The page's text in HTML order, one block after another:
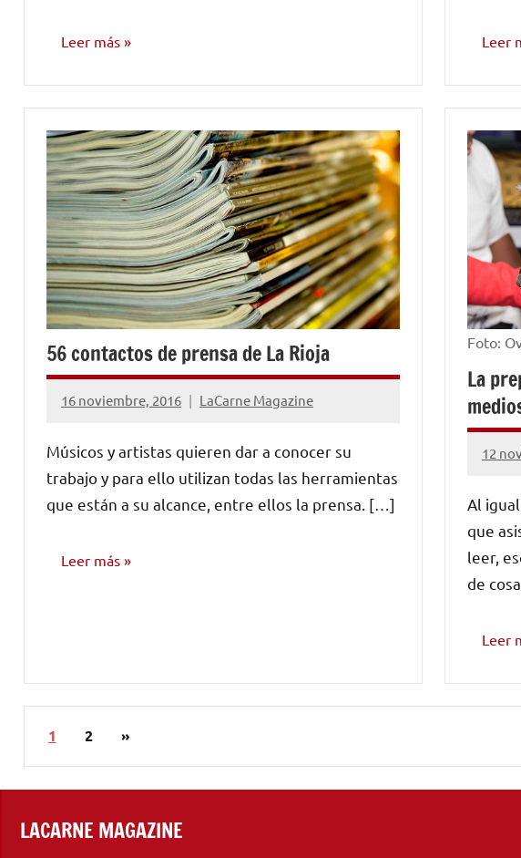
Leer más
PROMOCIÓN
Leer
56 contactos de prensa de La Rioja
16 noviembre, 2016 LaCarne Magazine
No
comentarios
Músicos y artistas quieren dar a conocer su
trabajo y para ello utilizan todas las herramientas
que están a su alcance, entre ellos la prensa. […]
Leer más
Foto:
La
12
No
Al
que
leer,
de
Leer
Paginación
de
entradas
1 2
Siguientes
»
LACARNE MAGAZINE